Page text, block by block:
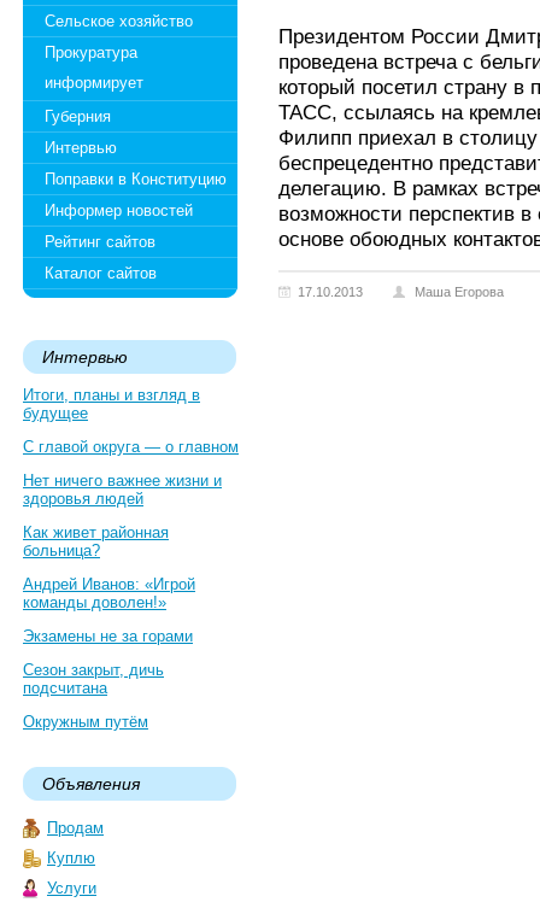
Сельское хозяйство
Прокуратура
информирует
Губерния
Интервью
Поправки в Конституцию
Информер новостей
Рейтинг сайтов
Каталог сайтов
Интервью
Итоги, планы и взгляд в
будущее
С главой округа — о главном
Нет ничего важнее жизни и
здоровья людей
Как живет районная
больница?
Андрей Иванов: «Игрой
команды доволен!»
Экзамены не за горами
Сезон закрыт, дичь
подсчитана
Окружным путём
Объявления
Продам
Куплю
Услуги
Президентом России
проведена встреча с
который посетил страну в
ТАСС, ссылаясь на
Филипп приехал в
беспрецедентно
делегацию. В рамках
возможности перспектив
основе обоюдных
17.10.2013 Маша Егорова